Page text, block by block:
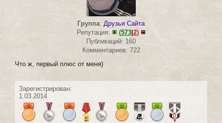
Группа: Друзья Сайта
Репутация:
(573|2)
Публикаций: 160
Комментариев: 722
Что ж, первый плюс от меня)
Зарегистрирован:
1.03.2014